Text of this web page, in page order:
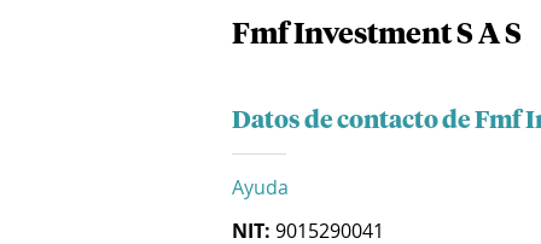
Fmf Investment S A S
Datos de contacto de Fmf
Ayuda
NIT: 9015290041